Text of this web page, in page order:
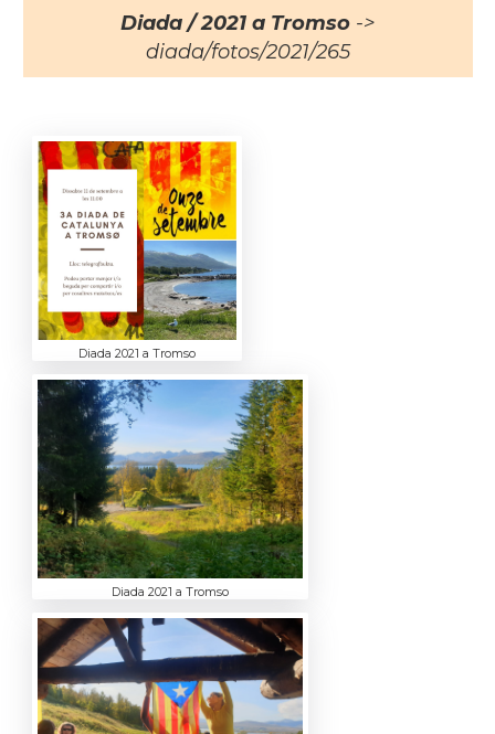
Diada / 2021 a Tromso ->
diada/fotos/2021/265
Diada 2021 a Tromso
Diada 2021 a Tromso